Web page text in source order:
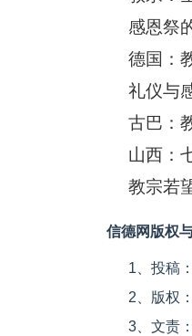
感恩祭
德国：
礼仪与
古巴：
山西：
教宗若
信德网版权
1、投稿
2、版权
3、文责